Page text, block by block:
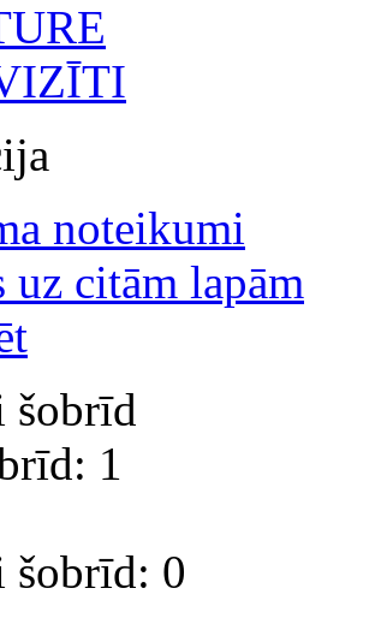
noteikumi
uz citām lapām
šobrīd
1
0